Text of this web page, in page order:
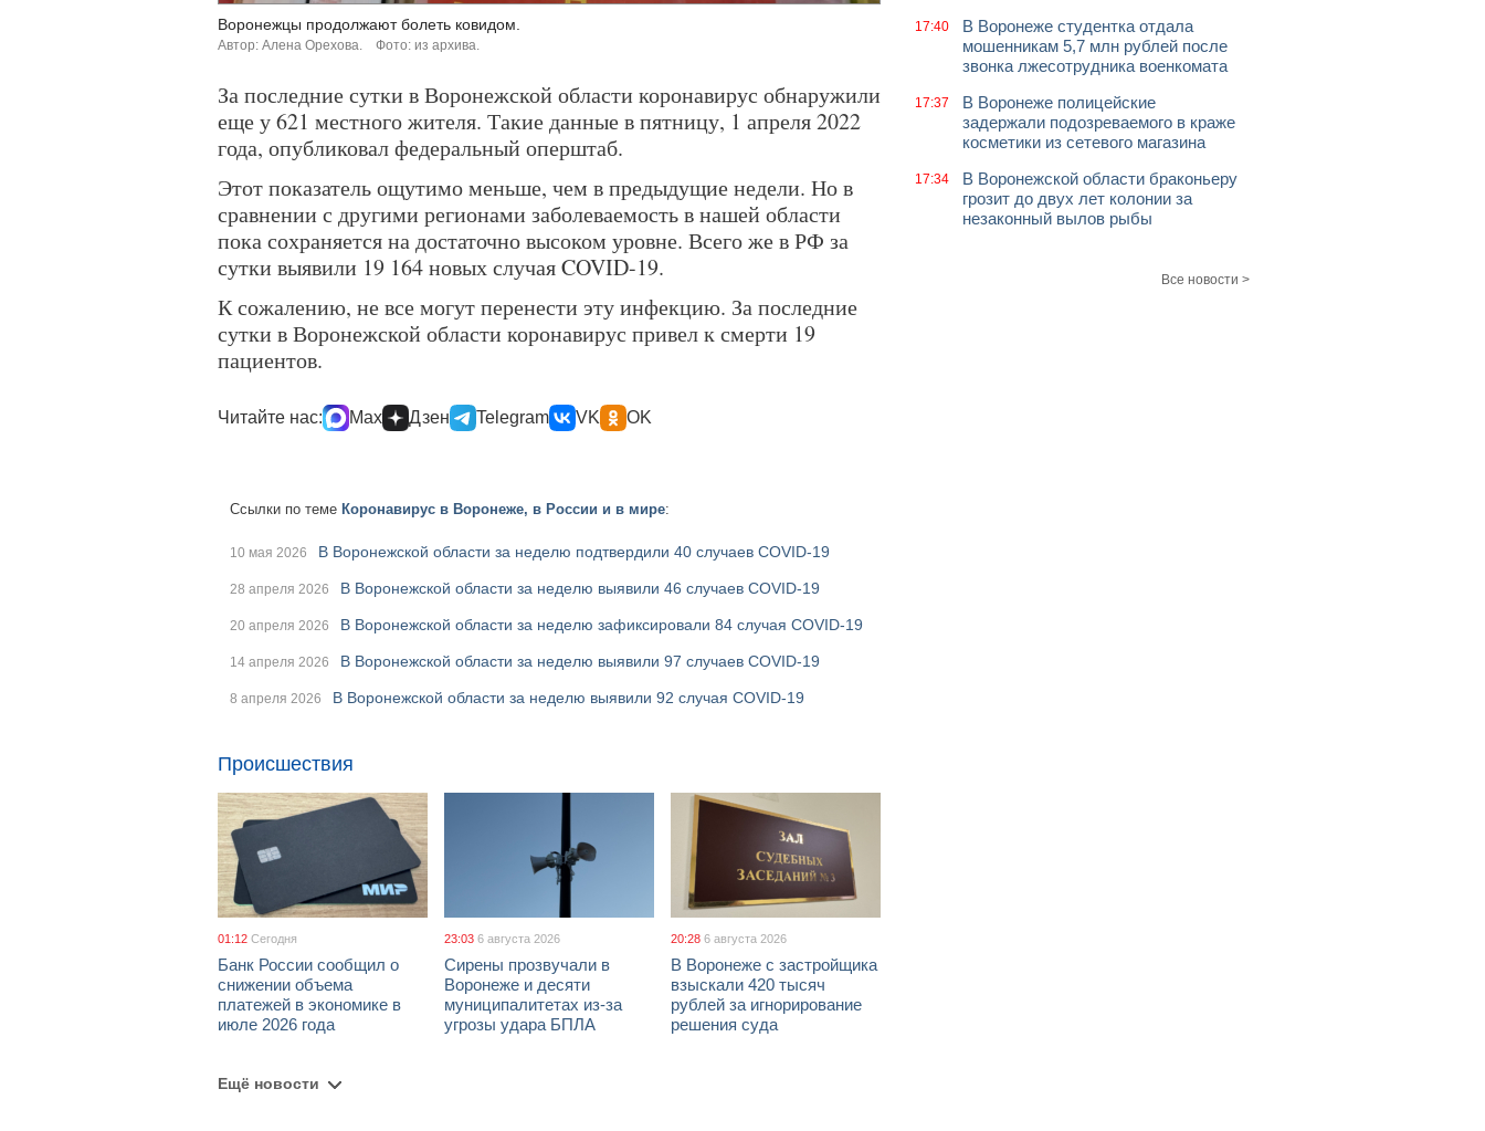
Воронежцы продолжают болеть ковидом.
Автор: Алена Орехова. Фото: из архива.
За последние сутки в Воронежской области коронавирус обнаружили
еще у 621 местного жителя. Такие данные в пятницу, 1 апреля 2022
года, опубликовал федеральный оперштаб.
Этот показатель ощутимо меньше, чем в предыдущие недели. Но в
сравнении с другими регионами заболеваемость в нашей области
пока сохраняется на достаточно высоком уровне. Всего же в РФ за
сутки выявили 19 164 новых случая COVID-19.
К сожалению, не все могут перенести эту инфекцию. За последние
сутки в Воронежской области коронавирус привел к смерти 19
пациентов.
Читайте нас: Max Дзен Telegram VK OK
Ссылки по теме Коронавирус в Воронеже, в России и в мире:
10 мая 2026 В Воронежской области за неделю подтвердили 40 случаев COVID-19
28 апреля 2026 В Воронежской области за неделю выявили 46 случаев COVID-19
20 апреля 2026 В Воронежской области за неделю зафиксировали 84 случая COVID-19
14 апреля 2026 В Воронежской области за неделю выявили 97 случаев COVID-19
8 апреля 2026 В Воронежской области за неделю выявили 92 случая COVID-19
Происшествия
01:12 Сегодня
Банк России сообщил о
снижении объема
платежей в экономике в
июле 2026 года
23:03 6 августа 2026
Сирены прозвучали в
Воронеже и десяти
муниципалитетах из-за
угрозы удара БПЛА
20:28 6 августа 2026
В Воронеже с застройщика
взыскали 420 тысяч
рублей за игнорирование
решения суда
Ещё новости
17:40
В Воронеже студентка отдала
мошенникам 5,7 млн рублей после
звонка лжесотрудника военкомата
17:37
В Воронеже полицейские
задержали подозреваемого в краже
косметики из сетевого магазина
17:34
В Воронежской области браконьеру
грозит до двух лет колонии за
незаконный вылов рыбы
Все новости >